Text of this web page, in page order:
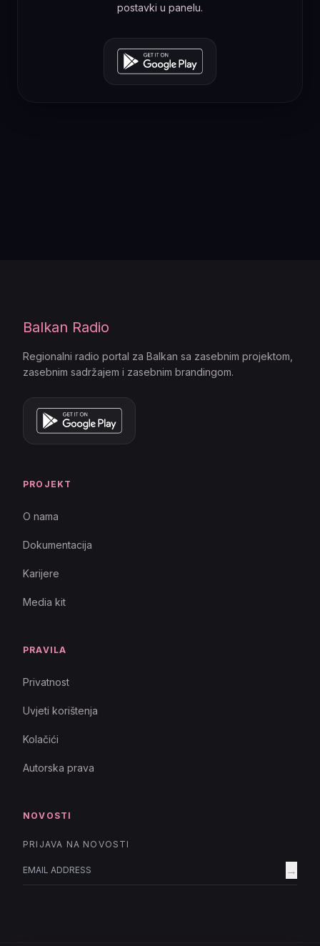
postavki u panelu.
Balkan Radio
Regionalni radio portal za Balkan sa zasebnim projektom,
zasebnim sadržajem i zasebnim brandingom.
PROJEKT
O nama
Dokumentacija
Karijere
Media kit
PRAVILA
Privatnost
Uvjeti korištenja
Kolačići
Autorska prava
NOVOSTI
PRIJAVA NA NOVOSTI
→